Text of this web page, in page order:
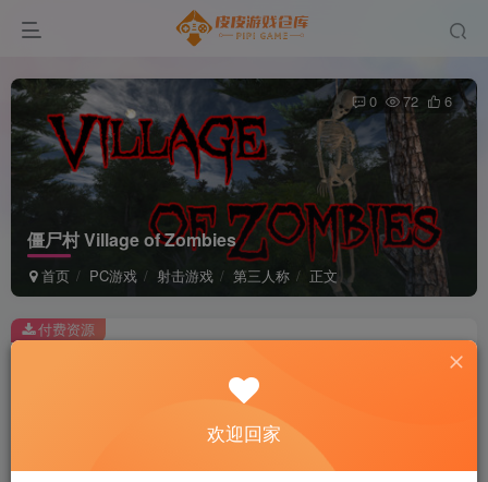
僵尸村 Village of Zombies
首页 PC游戏 射击游戏 第三人称 正文
0 72 6
此内容为付费资源，请付费后查看
2积分
黄金会员免费 超级会员免费
付费资源
欢迎回家